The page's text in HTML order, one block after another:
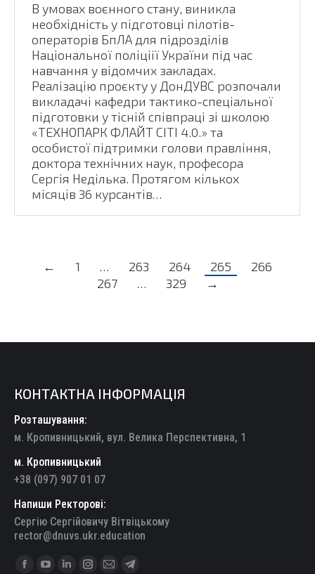
В умовах воєнного стану, виникла
необхідність у підготовці пілотів-
операторів БпЛА для підрозділів
Національної поліціії України під час
навчання у відомчих закладах.
Реалізацію проєкту у ДонДУВС розпочали
викладачі кафедри тактико-спеціальної
підготовки у тісній співпраці зі школою
«ТЕХНОПАРК ФЛАЙТ СІТІ 4.0.» та
особистої підтримки голови правління,
доктора технічних наук, професора
Сергія Неділька. Протягом кількох
місяців 36 курсантів…
← 1 … 263 264 265
266
267
… 329 →
КОНТАКТНА ІНФОРМАЦІЯ
Розташування:
м. Кропивницький, вул. Велика Перспективна, 1
м. Кропивницький
+38 (097) 907 01 07
Напиши Ректорові:
Сергію Сергійовичу Вітвіцькому
rector@dnuvs.ukr.education
Find us on: